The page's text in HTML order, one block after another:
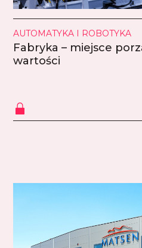
AUTOMATYKA I ROBOTYKA
Fabryka – miejsce
wartości